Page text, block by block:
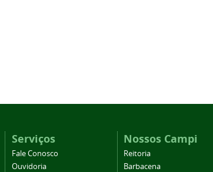
Serviços
Fale Conosco
Ouvidoria
Nossos Campi
Reitoria
Barbacena